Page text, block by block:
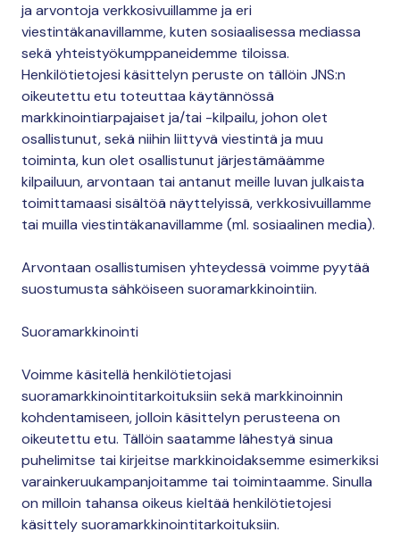
ja arvontoja verkkosivuillamme ja eri
viestintäkanavillamme, kuten sosiaalisessa mediassa
sekä yhteistyökumppaneidemme tiloissa.
Henkilötietojesi käsittelyn peruste on tällöin JNS:n
oikeutettu etu toteuttaa käytännössä
markkinointiarpajaiset ja/tai -kilpailu, johon olet
osallistunut, sekä niihin liittyvä viestintä ja muu
toiminta, kun olet osallistunut järjestämäämme
kilpailuun, arvontaan tai antanut meille luvan julkaista
toimittamaasi sisältöä näyttelyissä, verkkosivuillamme
tai muilla viestintäkanavillamme (ml. sosiaalinen media).
Arvontaan osallistumisen yhteydessä voimme pyytää
suostumusta sähköiseen suoramarkkinointiin.
Suoramarkkinointi
Voimme käsitellä henkilötietojasi
suoramarkkinointitarkoituksiin sekä markkinoinnin
kohdentamiseen, jolloin käsittelyn perusteena on
oikeutettu etu. Tällöin saatamme lähestyä sinua
puhelimitse tai kirjeitse markkinoidaksemme esimerkiksi
varainkeruukampanjoitamme tai toimintaamme. Sinulla
on milloin tahansa oikeus kieltää henkilötietojesi
käsittely suoramarkkinointitarkoituksiin.